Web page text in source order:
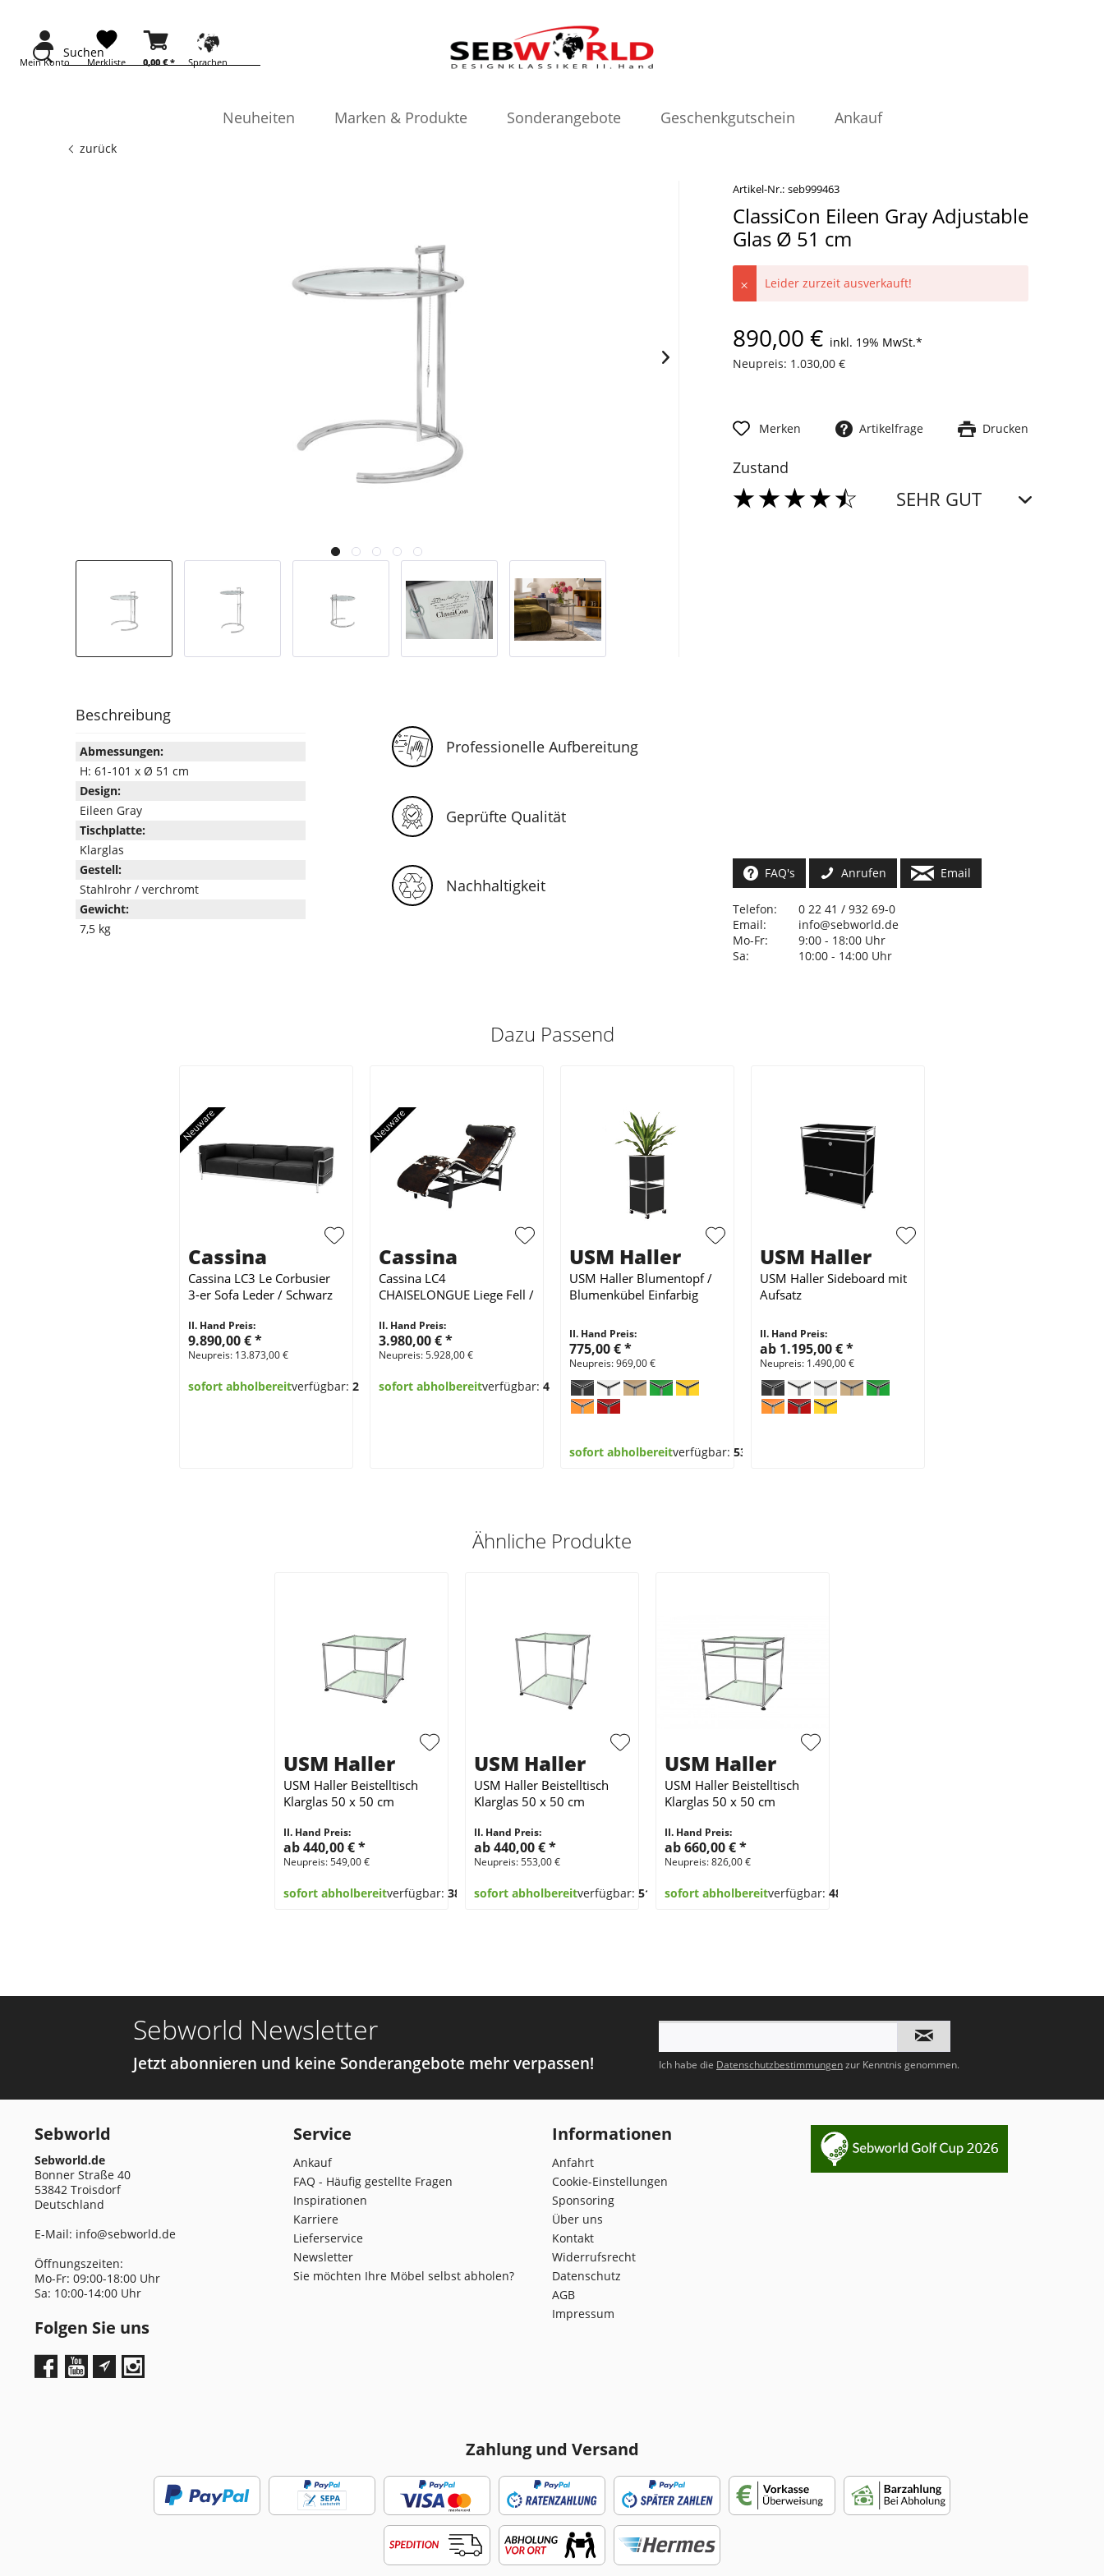
Suchen
Mein Konto 0,00 €*
Merkliste Sprachen
Neuheiten Marken & Produkte Sonderangebote Geschenkgutschein Ankauf
zurück
Artikel-Nr.: seb999463
ClassiCon Eileen Gray Adjustable
Glas Ø 51 cm
Leider zurzeit ausverkauft!
890,00 € inkl. 19% MwSt.*
Neupreis: 1.030,00 €
Merken Artikelfrage Drucken
Zustand
SEHR GUT
Beschreibung
Abmessungen:
H: 61-101 x Ø 51 cm
Design:
Eileen Gray
Tischplatte:
Klarglas
Gestell:
Stahlrohr / verchromt
Gewicht:
7,5 kg
Professionelle Aufbereitung
Geprüfte Qualität
Nachhaltigkeit
FAQ's Anrufen Email
Telefon:
0 22 41 / 932 69-0
Email:
info@sebworld.de
Mo-Fr:
9:00 - 18:00 Uhr
Sa:
10:00 - 14:00 Uhr
Dazu Passend
Cassina
Cassina LC3 Le Corbusier
3-er Sofa Leder / Schwarz
II. Hand Preis:
9.890,00 €*
Neupreis: 13.873,00 €
sofort abholbereitverfügbar: 2
Cassina
Cassina LC4
CHAISELONGUE Liege Fell /
II. Hand Preis:
3.980,00 €*
Neupreis: 5.928,00 €
sofort abholbereitverfügbar: 4
USM Haller
USM Haller Blumentopf /
Blumenkübel Einfarbig
II. Hand Preis:
775,00 €*
Neupreis: 969,00 €
sofort abholbereitverfügbar: 53
USM Haller
USM Haller Sideboard mit
Aufsatz
II. Hand Preis:
ab 1.195,00 €*
Neupreis: 1.490,00 €
Ähnliche Produkte
USM Haller
USM Haller Beistelltisch
Klarglas 50 x 50 cm
II. Hand Preis:
ab 440,00 €*
Neupreis: 549,00 €
sofort abholbereitverfügbar: 38
USM Haller
USM Haller Beistelltisch
Klarglas 50 x 50 cm
II. Hand Preis:
ab 440,00 €*
Neupreis: 553,00 €
sofort abholbereitverfügbar: 51
USM Haller
USM Haller Beistelltisch
Klarglas 50 x 50 cm
II. Hand Preis:
ab 660,00 €*
Neupreis: 826,00 €
sofort abholbereitverfügbar: 48
Sebworld Newsletter
Jetzt abonnieren und keine Sonderangebote mehr verpassen! Ich habe die Datenschutzbestimmungenzur Kenntnis genommen.
Sebworld
Sebworld.de
Bonner Straße 40
53842 Troisdorf
Deutschland
E-Mail: info@sebworld.de
Öffnungszeiten:
Mo-Fr: 09:00-18:00 Uhr
Sa: 10:00-14:00 Uhr
Folgen Sie uns
Service
Ankauf
FAQ - Häufig gestellte Fragen
Inspirationen
Karriere
Lieferservice
Newsletter
Sie möchten Ihre Möbel selbst abholen?
Informationen
Anfahrt
Cookie-Einstellungen
Sponsoring
Über uns
Kontakt
Widerrufsrecht
Datenschutz
AGB
Impressum
Zahlung und Versand